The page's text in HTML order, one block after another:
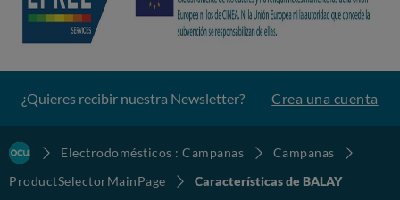
¿Quieres recibir nuestra Newsletter? Crea una cuenta
Electrodomésticos : Campanas
Campanas
ProductSelectorMainPage
Características de BALAY